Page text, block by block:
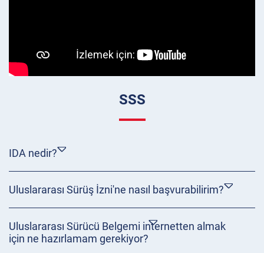
SSS
IDA nedir?
Uluslararası Sürüş İzni'ne nasıl başvurabilirim?
Uluslararası Sürücü Belgemi internetten almak
için ne hazırlamam gerekiyor?